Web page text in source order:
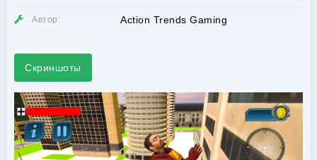
Автор: Action Trends Gaming
Скриншоты